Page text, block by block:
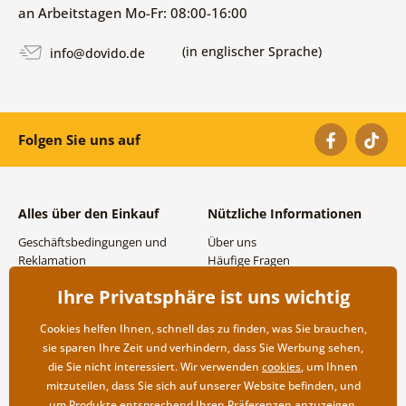
an Arbeitstagen Mo-Fr: 08:00-16:00
info@dovido.de (in englischer Sprache)
Folgen Sie uns auf
Alles über den Einkauf
Geschäftsbedingungen und
Reklamation
Versand- und
Rücksendung der Ware
Nützliche Informationen
Über uns
Häufige Fragen
Großhandel und
Ihre Privatsphäre ist uns wichtig
Cookies helfen Ihnen, schnell das zu finden, was Sie brauchen,
sie sparen Ihre Zeit und verhindern, dass Sie Werbung sehen,
die Sie nicht interessiert. Wir verwenden cookies, um Ihnen
mitzuteilen, dass Sie sich auf unserer Website befinden, und